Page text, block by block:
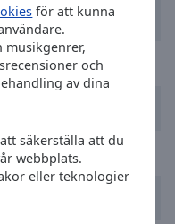
för att kunna
musikgenrer,
och
av dina
säkerställa att du
webbplats.
eller teknologier